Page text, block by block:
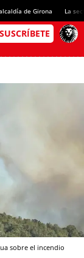
de Girona La
sobre el incendio